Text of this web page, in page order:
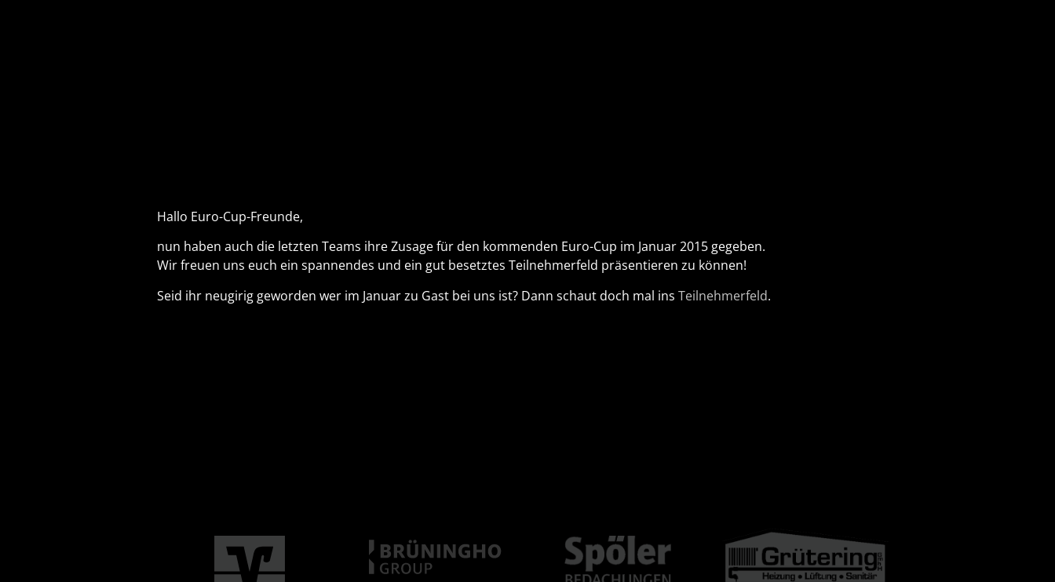
Hallo Euro-Cup-Freunde,
nun haben auch die letzten Teams ihre Zusage für den kommenden Euro-Cup im Januar 2015 gegeben.
Wir freuen uns euch ein spannendes und ein gut besetztes Teilnehmerfeld präsentieren zu können!
Seid ihr neugirig geworden wer im Januar zu Gast bei uns ist? Dann schaut doch mal ins Teilnehmerfeld.